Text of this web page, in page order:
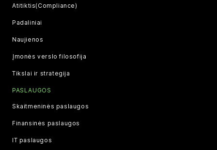
Atitiktis(Compliance)
Padaliniai
Naujienos
Įmonės verslo filosofija
Tikslai ir strategija
PASLAUGOS
Skaitmeninės paslaugos
Finansinės paslaugos
IT paslaugos